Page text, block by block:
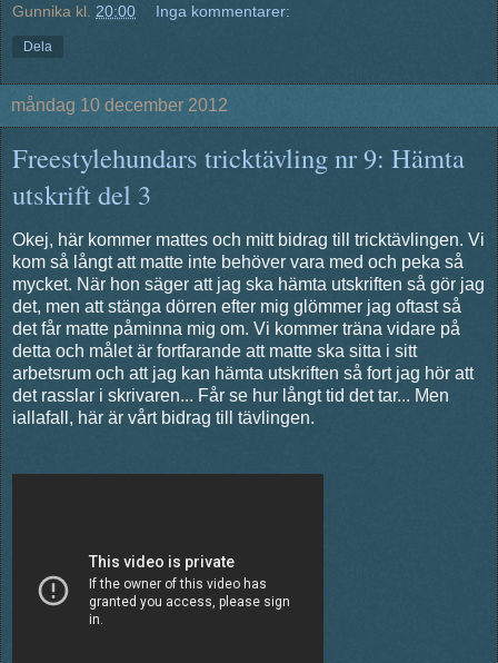
Gunnika kl. 20:00 Inga kommentarer:
Dela
måndag 10 december 2012
Freestylehundars tricktävling nr 9: Hämta
utskrift del 3
Okej, här kommer mattes och mitt bidrag till tricktävlingen. Vi
kom så långt att matte inte behöver vara med och peka så
mycket. När hon säger att jag ska hämta utskriften så gör jag
det, men att stänga dörren efter mig glömmer jag oftast så
det får matte påminna mig om. Vi kommer träna vidare på
detta och målet är fortfarande att matte ska sitta i sitt
arbetsrum och att jag kan hämta utskriften så fort jag hör att
det rasslar i skrivaren... Får se hur långt tid det tar... Men
iallafall, här är vårt bidrag till tävlingen.